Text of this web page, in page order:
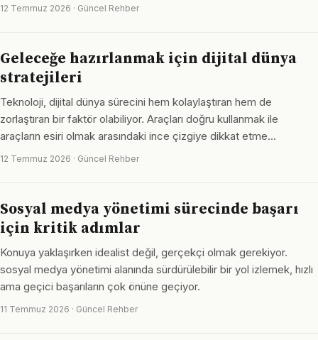
12 Temmuz 2026 · Güncel Rehber
Geleceğe hazırlanmak için dijital dünya
stratejileri
Teknoloji, dijital dünya sürecini hem kolaylaştıran hem de
zorlaştıran bir faktör olabiliyor. Araçları doğru kullanmak ile
araçların esiri olmak arasındaki ince çizgiye dikkat etme…
12 Temmuz 2026 · Güncel Rehber
Sosyal medya yönetimi sürecinde başarı
için kritik adımlar
Konuya yaklaşırken idealist değil, gerçekçi olmak gerekiyor.
sosyal medya yönetimi alanında sürdürülebilir bir yol izlemek, hızlı
ama geçici başarıların çok önüne geçiyor.
11 Temmuz 2026 · Güncel Rehber